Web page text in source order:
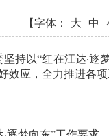
【字体： 大 中
以“红在江达·
应，全力推进各项